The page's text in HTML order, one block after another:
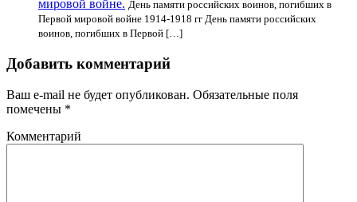
мировой войне. День памяти российских воинов, погибших в
Первой мировой войне 1914-1918 гг День памяти российских
воинов, погибших в Первой […]
Добавить комментарий
Ваш e-mail не будет опубликован. Обязательные поля
помечены *
Комментарий